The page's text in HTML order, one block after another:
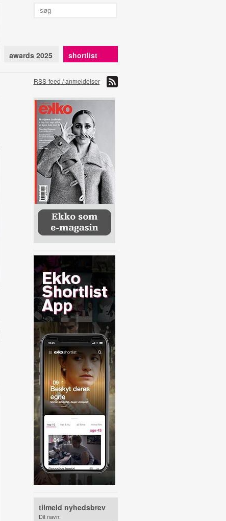
awards 2025 shortlist
RSS-feed / anmeldelser
tilmeld nyhedsbrev
Dit navn: